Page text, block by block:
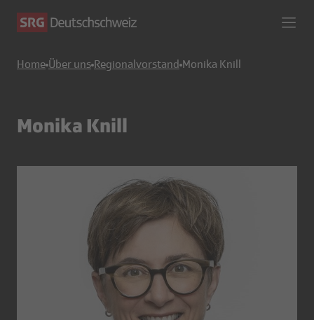
Home Über uns Regionalvorstand Monika Knill
Monika Knill